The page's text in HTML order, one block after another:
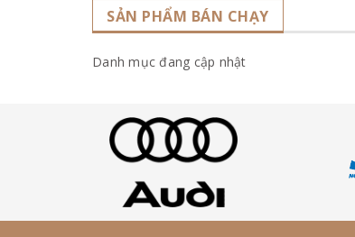
SẢN PHẨM BÁN CHẠY
Danh mục đang cập nhật